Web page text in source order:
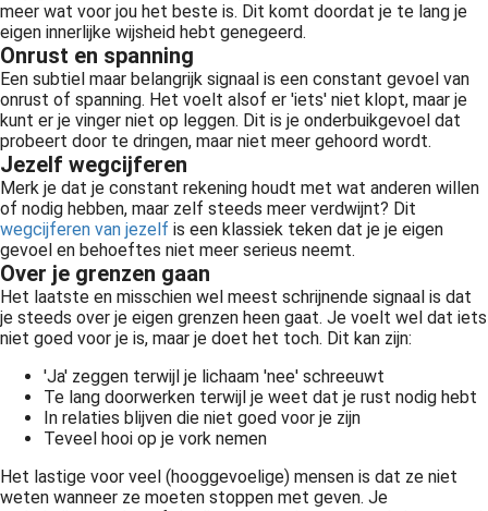
meer wat voor jou het beste is. Dit komt doordat je te lang je
eigen innerlijke wijsheid hebt genegeerd.
Onrust en spanning
Een subtiel maar belangrijk signaal is een constant gevoel van
onrust of spanning. Het voelt alsof er 'iets' niet klopt, maar je
kunt er je vinger niet op leggen. Dit is je onderbuikgevoel dat
probeert door te dringen, maar niet meer gehoord wordt.
Jezelf wegcijferen
Merk je dat je constant rekening houdt met wat anderen willen
of nodig hebben, maar zelf steeds meer verdwijnt? Dit
wegcijferen van jezelf is een klassiek teken dat je je eigen
gevoel en behoeftes niet meer serieus neemt.
Over je grenzen gaan
Het laatste en misschien wel meest schrijnende signaal is dat
je steeds over je eigen grenzen heen gaat. Je voelt wel dat iets
niet goed voor je is, maar je doet het toch. Dit kan zijn:
'Ja' zeggen terwijl je lichaam 'nee' schreeuwt
Te lang doorwerken terwijl je weet dat je rust nodig hebt
In relaties blijven die niet goed voor je zijn
Teveel hooi op je vork nemen
Het lastige voor veel (hooggevoelige) mensen is dat ze niet
weten wanneer ze moeten stoppen met geven. Je